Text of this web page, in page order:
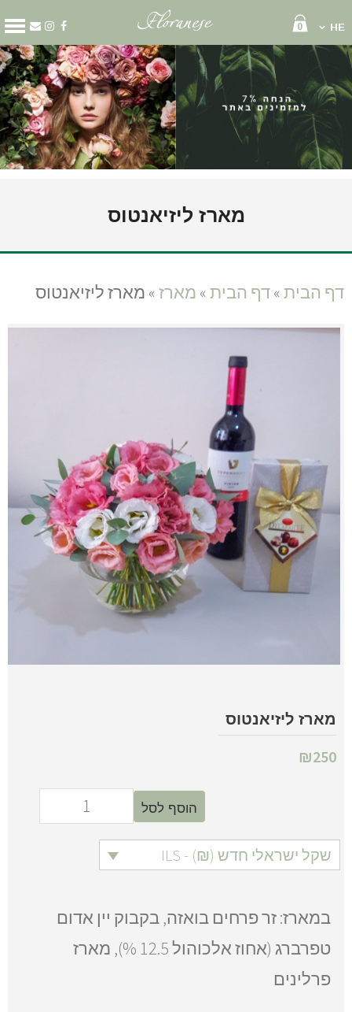
HE
0
קטגוריות
מארזים
זרי פרחים
סידור פרחים
קופסאות פרחים
שוקולד ויין
עציצים
מארז ליזיאנטוס
דף הבית»דף הבית» מארז» מארז ליזיאנטוס
מארז ליזיאנטוס
₪250
הוסף לסל
שקל ישראלי חדש (₪) - ILS
במארז: זר פרחים בואזה, בקבוק יין אדום
טפרברג (אחוז אלכוהול 12.5 %), מארז
פרלינים